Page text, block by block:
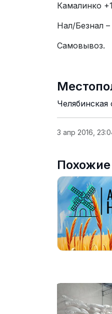
Камалинко
Нал/Безнал
Самовывоз.
Челябинская
3 апр 2016,